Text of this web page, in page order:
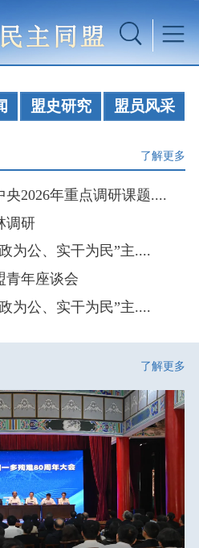
盟史研究 盟员风采
了解更多
2026年重点调研课题....
调研
为公、实干为民”主....
青年座谈会
为公、实干为民”主....
了解更多